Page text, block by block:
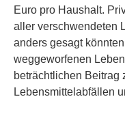
Euro pro Haushalt.
aller verschwendeten
anders gesagt
weggeworfenen
beträchtlichen Beitrag
Lebensmittelabfällen